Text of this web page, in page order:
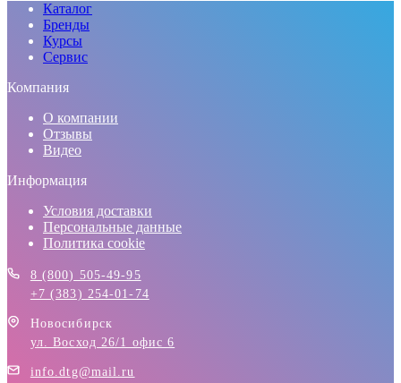
Каталог
Бренды
Курсы
Сервис
Компания
О компании
Отзывы
Видео
Информация
Условия доставки
Персональные данные
Политика cookie
8 (800) 505-49-95
+7 (383) 254-01-74
Новосибирск
ул. Восход 26/1 офис 6
info.dtg@mail.ru